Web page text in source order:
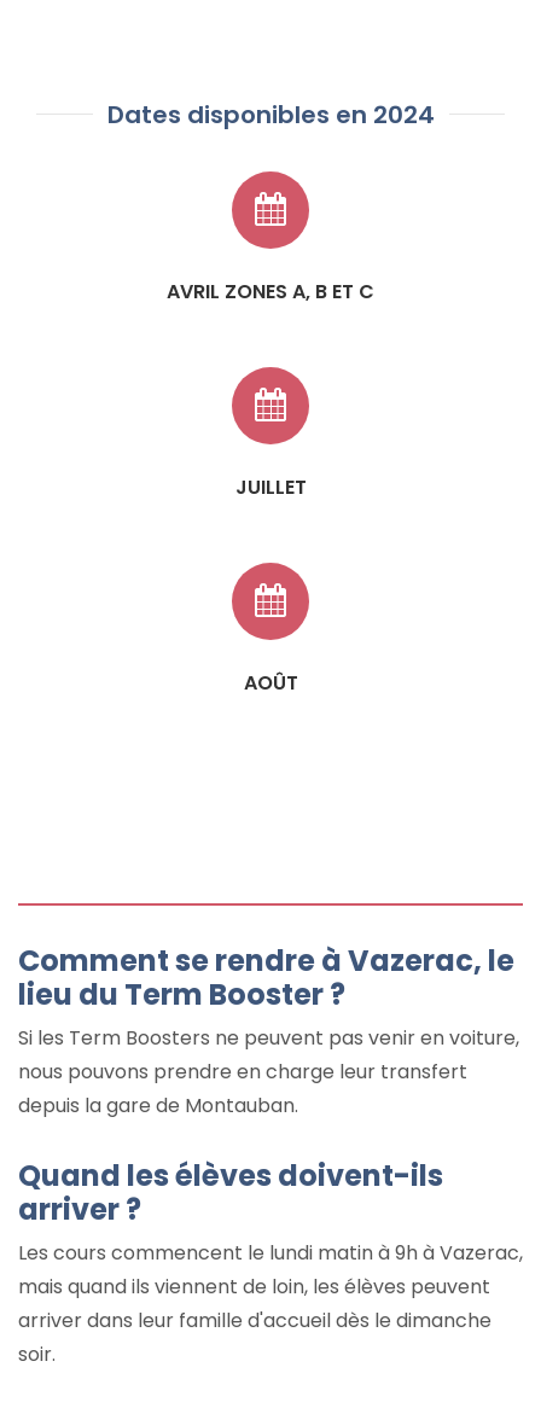
Dates disponibles en 2024
AVRIL ZONES A, B ET C
JUILLET
AOÛT
Comment se rendre à Vazerac, le
lieu du Term Booster ?
Si les Term Boosters ne peuvent pas venir en voiture,
nous pouvons prendre en charge leur transfert
depuis la gare de Montauban.
Quand les élèves doivent-ils
arriver ?
Les cours commencent le lundi matin à 9h à Vazerac,
mais quand ils viennent de loin, les élèves peuvent
arriver dans leur famille d'accueil dès le dimanche
soir.